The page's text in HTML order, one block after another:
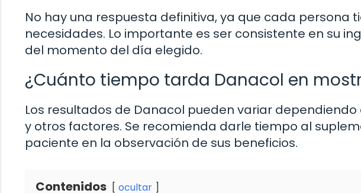
No hay una respuesta definitiva, ya que cada persona
necesidades. Lo importante es ser consistente en su
del momento del día elegido.
¿Cuánto tiempo tarda Danacol en
Los resultados de Danacol pueden variar
y otros factores. Se recomienda darle tiempo al
paciente en la observación de sus beneficios.
Contenidos ocultar